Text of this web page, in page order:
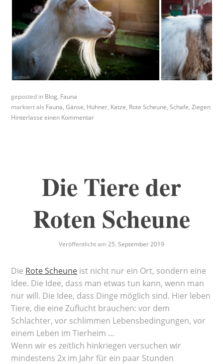
geposted in Blog, Fauna
markiert als Fauna,Gänse, Hühner, Katze, Rote Scheune,Schafe,Ziegen
Hinterlasse einen Kommentar
Die Tiere der
Roten Scheune
Veröffentlicht am 25. September 2019
Die Rote Scheune ist nicht nur ein Ort, sondern eine
Idee. Die Idee, dass man etwas tun kann, wenn man
nur will. Die Idee, dass Dinge möglich sind. Hier leben
Tiere, die eine Zuflucht brauchen: vor dem
Schlachter, vor schlimmen Lebensbedingungen, vor
einem Leben im Tierheim …
Wenn wir es zeitlich hinkriegen versuchen wir
mindestens 2x im Jahr für ein paar Stunden